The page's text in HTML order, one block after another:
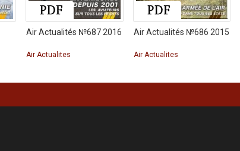
Air Actualités №687 2016
Air Actualites
Air Actualités №686 2015
Air Actualites